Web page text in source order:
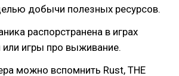
добычи полезных ресурсов.
распорстранена в играх
или игры про выживание.
можно вспомнить Rust, THE